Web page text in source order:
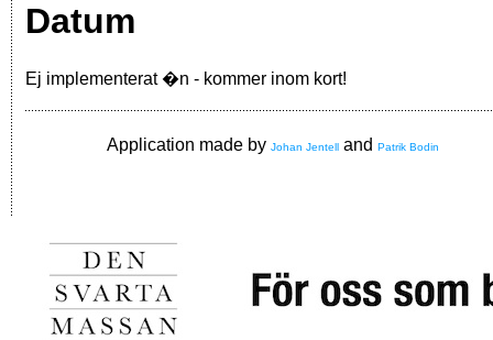
Datum
Ej implementerat �n - kommer inom kort!
Application made by Johan Jentell and Patrik Bodin